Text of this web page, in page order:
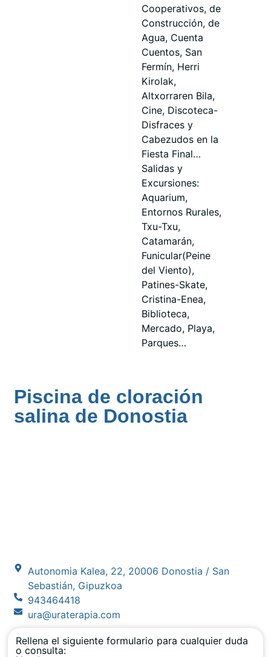
Cooperativos, de
Construcción, de
Agua, Cuenta
Cuentos, San
Fermín, Herri
Kirolak,
Altxorraren Bila,
Cine, Discoteca-
Disfraces y
Cabezudos en la
Fiesta Final…
Salidas y
Excursiones:
Aquarium,
Entornos Rurales,
Txu-Txu,
Catamarán,
Funicular(Peine
del Viento),
Patines-Skate,
Cristina-Enea,
Biblioteca,
Mercado, Playa,
Parques…
Piscina de cloración
salina de Donostia
Autonomia Kalea, 22, 20006 Donostia / San
Sebastián, Gipuzkoa
943464418
ura@uraterapia.com
Rellena el siguiente formulario para cualquier duda
o consulta: